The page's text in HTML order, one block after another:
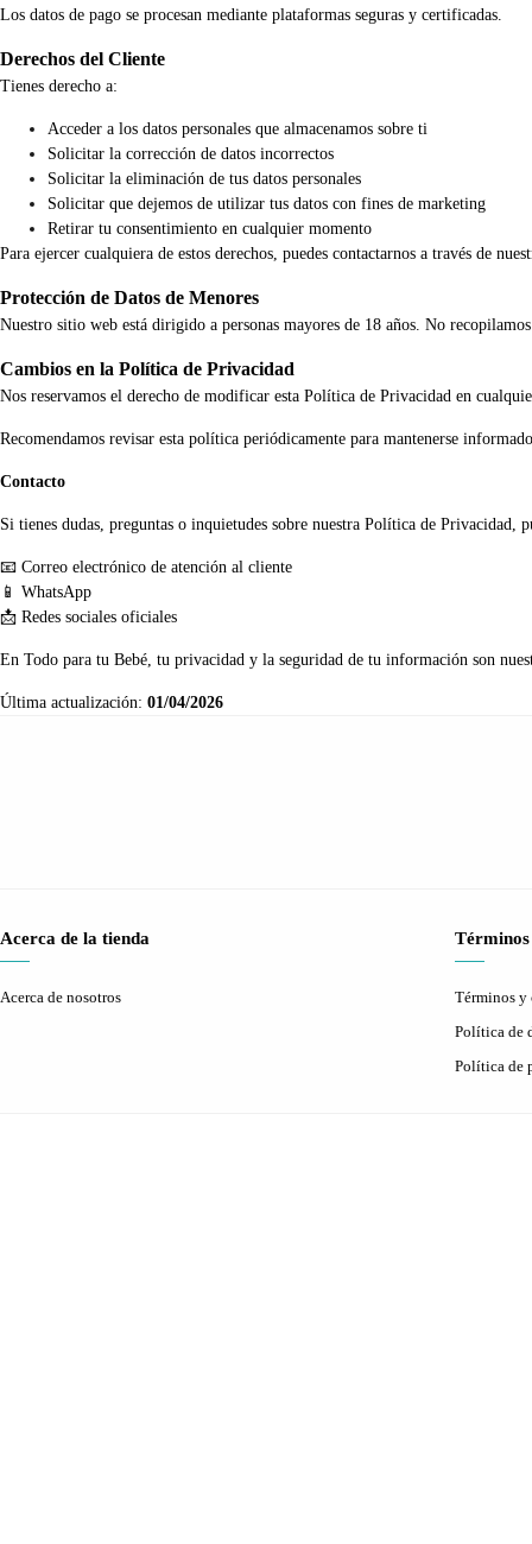
Los datos de pago se procesan mediante plataformas seguras y certificadas.
Derechos del Cliente
Tienes derecho a:
Acceder a los datos personales que almacenamos sobre ti
Solicitar la corrección de datos incorrectos
Solicitar la eliminación de tus datos personales
Solicitar que dejemos de utilizar tus datos con fines de marketing
Retirar tu consentimiento en cualquier momento
Para ejercer cualquiera de estos derechos, puedes contactarnos a través de
Protección de Datos de Menores
Nuestro sitio web está dirigido a personas mayores de 18 años. No
Cambios en la Política de Privacidad
Nos reservamos el derecho de modificar esta Política de Privacidad en
Recomendamos revisar esta política periódicamente para mantenerse
Contacto
Si tienes dudas, preguntas o inquietudes sobre nuestra Política de Privacidad,
📧 Correo electrónico de atención al cliente
📱 WhatsApp
📩 Redes sociales oficiales
En Todo para tu Bebé, tu privacidad y la seguridad de tu información son
Última actualización: 01/04/2026
Acerca de la tienda
Acerca de nosotros
Términos
Términos y
Política de
Política de